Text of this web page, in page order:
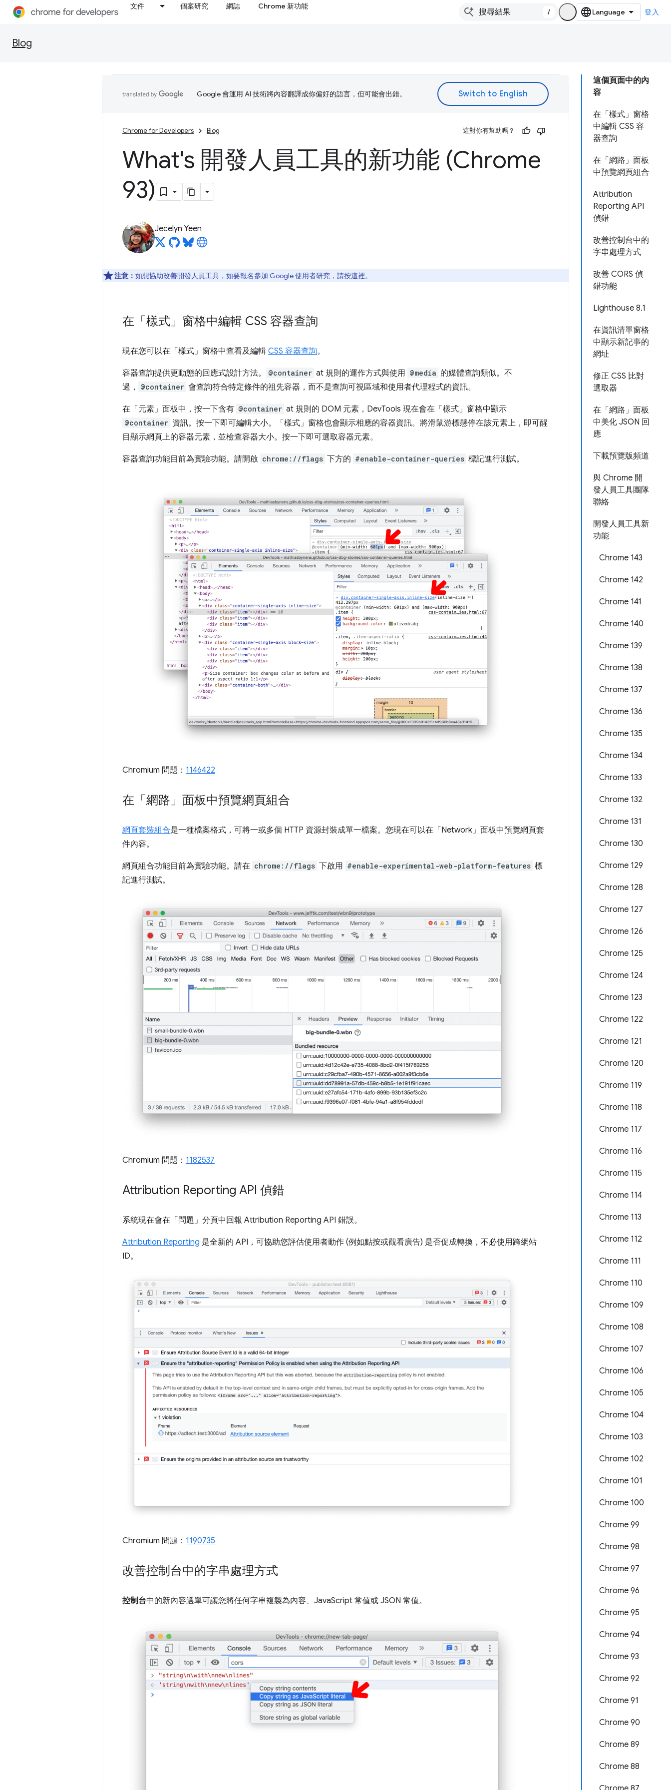
文件 個案研究 網誌 Chrome 新功能
/ 登入
Blog
這個頁面中的內
容
在「樣式」窗格
中編輯 CSS 容
器查詢
在「網路」面板
中預覽網頁組合
Attribution
Reporting API
偵錯
改善控制台中的
字串處理方式
改善 CORS 偵
錯功能
Lighthouse 8.1
在資訊清單窗格
中顯示新記事的
網址
修正 CSS 比對
選取器
在「網路」面板
中美化 JSON 回
應
下載預覽版頻道
與 Chrome 開
發人員工具團隊
聯絡
開發人員工具新
功能
Chrome 143
Chrome 142
Chrome 141
Chrome 140
Chrome 139
Chrome 138
Chrome 137
Chrome 136
Chrome 135
Chrome 134
Chrome 133
Chrome 132
Chrome 131
Chrome 130
Chrome 129
Chrome 128
Chrome 127
Chrome 126
Chrome 125
Chrome 124
Chrome 123
Chrome 122
Chrome 121
Chrome 120
Chrome 119
Chrome 118
Chrome 117
Chrome 116
Chrome 115
Chrome 114
Chrome 113
Chrome 112
Chrome 111
Chrome 110
Chrome 109
Chrome 108
Chrome 107
Chrome 106
Chrome 105
Chrome 104
Chrome 103
Chrome 102
Chrome 101
Chrome 100
Chrome 99
Chrome 98
Chrome 97
Chrome 96
Chrome 95
Chrome 94
Chrome 93
Chrome 92
Chrome 91
Chrome 90
Chrome 89
Chrome 88
Google 會運用 AI 技術將內容翻譯成你偏好的語言，但可能會出錯。
Chrome for Developers Blog 這對你有幫助嗎？
What's 開發人員工具的新功能 (Chrome
93)
Jecelyn Yeen
注意： 如想協助改善開發人員工具，如要報名參加 Google 使用者研究，請按這裡。
在「樣式」窗格中編輯 CSS 容器查詢
現在您可以在「樣式」 窗格中查看及編輯 CSS 容器查詢。
容器查詢提供更動態的回應式設計方法。 @container at 規則的運作方式與使用 @media 的媒體查詢類似。不
過，
@container 會查詢符合特定條件的祖先容器，而不是查詢可視區域和使用者代理程式的資訊。
在「元素」 面板中，按一下含有 @container at 規則的 DOM 元素，DevTools 現在會在「樣式」 窗格中顯示
@container 資訊。按一下即可編輯大小。「樣式」 窗格也會顯示相應的容器資訊。將滑鼠游標懸停在該元素上，即可醒
目顯示網頁上的容器元素，並檢查容器大小。按一下即可選取容器元素。
容器查詢功能目前為實驗功能。請開啟 chrome://flags 下方的 #enable-container-queries 標記進行測試。
Chromium 問題： 1146422
在「網路」面板中預覽網頁組合
網頁套裝組合是一種檔案格式，可將一或多個 HTTP 資源封裝成單一檔案。您現在可以在「Network」 面板中預覽網頁套
件內容。
網頁組合功能目前為實驗功能。請在 chrome://flags 下啟用 #enable-experimental-web-platform-features 標
記進行測試。
Chromium 問題： 1182537
Attribution Reporting API 偵錯
系統現在會在「問題」 分頁中回報 Attribution Reporting API 錯誤。
Attribution Reporting 是全新的 API，可協助您評估使用者動作 (例如點按或觀看廣告) 是否促成轉換，不必使用跨網站
ID。
Chromium 問題： 1190735
改善控制台中的字串處理方式
控制台中的新內容選單可讓您將任何字串複製為內容、JavaScript 常值或 JSON 常值。